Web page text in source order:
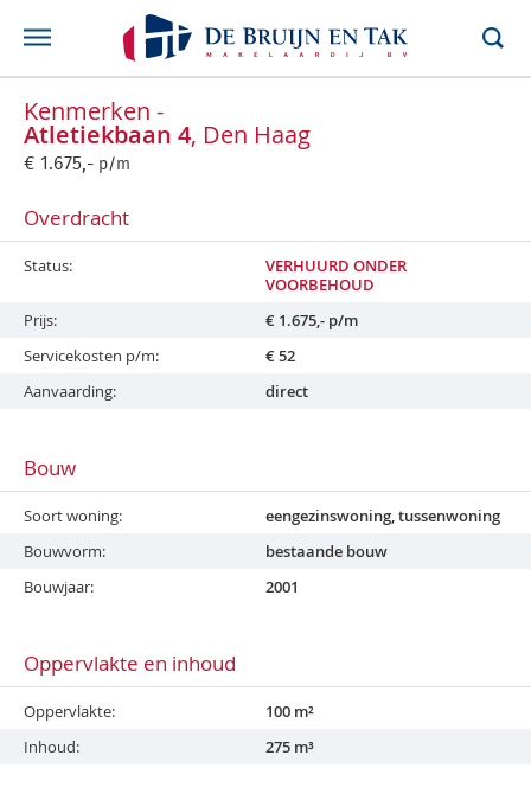
Kenmerken -
Atletiekbaan 4, Den Haag
€ 1.675,- p/m
Overdracht
Status
VERHUURD ONDER
VOORBEHOUD
Prijs
€ 1.675,- p/m
Servicekosten p/m
€ 52
Aanvaarding
direct
Bouw
Soort woning
eengezinswoning, tussenwoning
Bouwvorm
bestaande bouw
Bouwjaar
2001
Oppervlakte en inhoud
Oppervlakte
100 m²
Inhoud
275 m³